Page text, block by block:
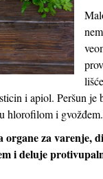
i apiol. Peršun
hlorofilom i gvožđem.
organe za varenje,
i deluje